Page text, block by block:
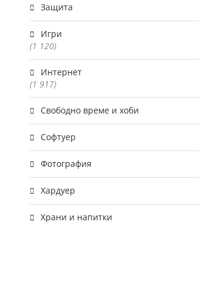
Защита
Игри
(1 120)
Интернет
(1 917)
Свободно време и хоби
Софтуер
Фотография
Хардуер
Храни и напитки